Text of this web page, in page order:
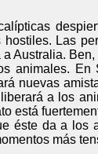
Las
Australia.
animales. En
nuevas
a los
está
éste da a los
más